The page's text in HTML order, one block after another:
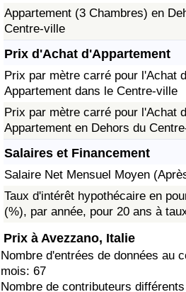
Appartement (3 Chambres) en
Centre-ville
Prix d'Achat d'Appartement
Prix par mètre carré pour l'Achat
Appartement dans le Centre-ville
Prix par mètre carré pour l'Achat
Appartement en Dehors du
Salaires et Financement
Salaire Net Mensuel Moyen
Taux d'intérêt hypothécaire en
(%), par année, pour 20 ans à
Prix à Avezzano, Italie
Nombre d'entrées de données au
mois: 67
Nombre de contributeurs